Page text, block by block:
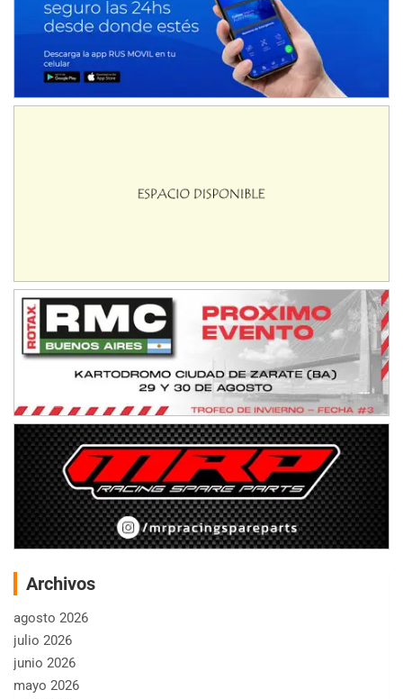
Archivos
agosto 2026
julio 2026
junio 2026
mayo 2026